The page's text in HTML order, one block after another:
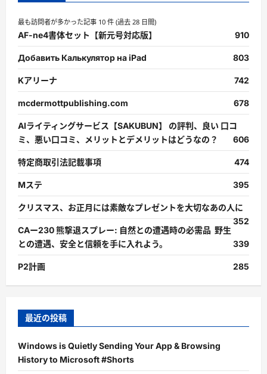
最も訪問者が多かった記事 10 件 (過去 28 日間)
AF-ne4書体セット【新元号対応版】 910
Добавить Калькулятор на iPad 803
Kアリーナ 742
mcdermottpublishing.com 678
AIライティングサービス【SAKUBUN】 の評判、良い 口コ
ミ、悪い口コミ、メリットとデメリットはどうなの？
606
特定商取引法記載事項 474
Mステ 395
クリスマス、お正月には素敵なプレゼントを大切なあの人に
352
CAー230 熊撃退スプレー: 自然との遭遇時の必需品 野生
との遭遇、安全と信頼を手に入れよう。
339
P2計画 285
最近の投稿
Windows is Quietly Sending Your App & Browsing
History to Microsoft #Shorts